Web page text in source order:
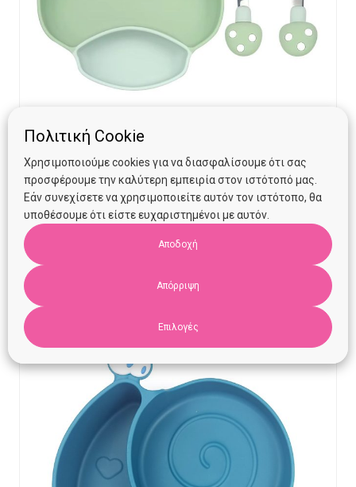
Παιδικό Πιάτο σιλικόνης μανιτάρι με ανοξείδωτο
κουτάλι- πιρούνι Μέντα
Πολιτική Cookie
Χρησιμοποιούμε cookies για να διασφαλίσουμε ότι σας
προσφέρουμε την καλύτερη εμπειρία στον ιστότοπό μας.
Εάν συνεχίσετε να χρησιμοποιείτε αυτόν τον ιστότοπο, θα
υποθέσουμε ότι είστε ευχαριστημένοι με αυτόν.
Αποδοχή
Απόρριψη
Επιλογές